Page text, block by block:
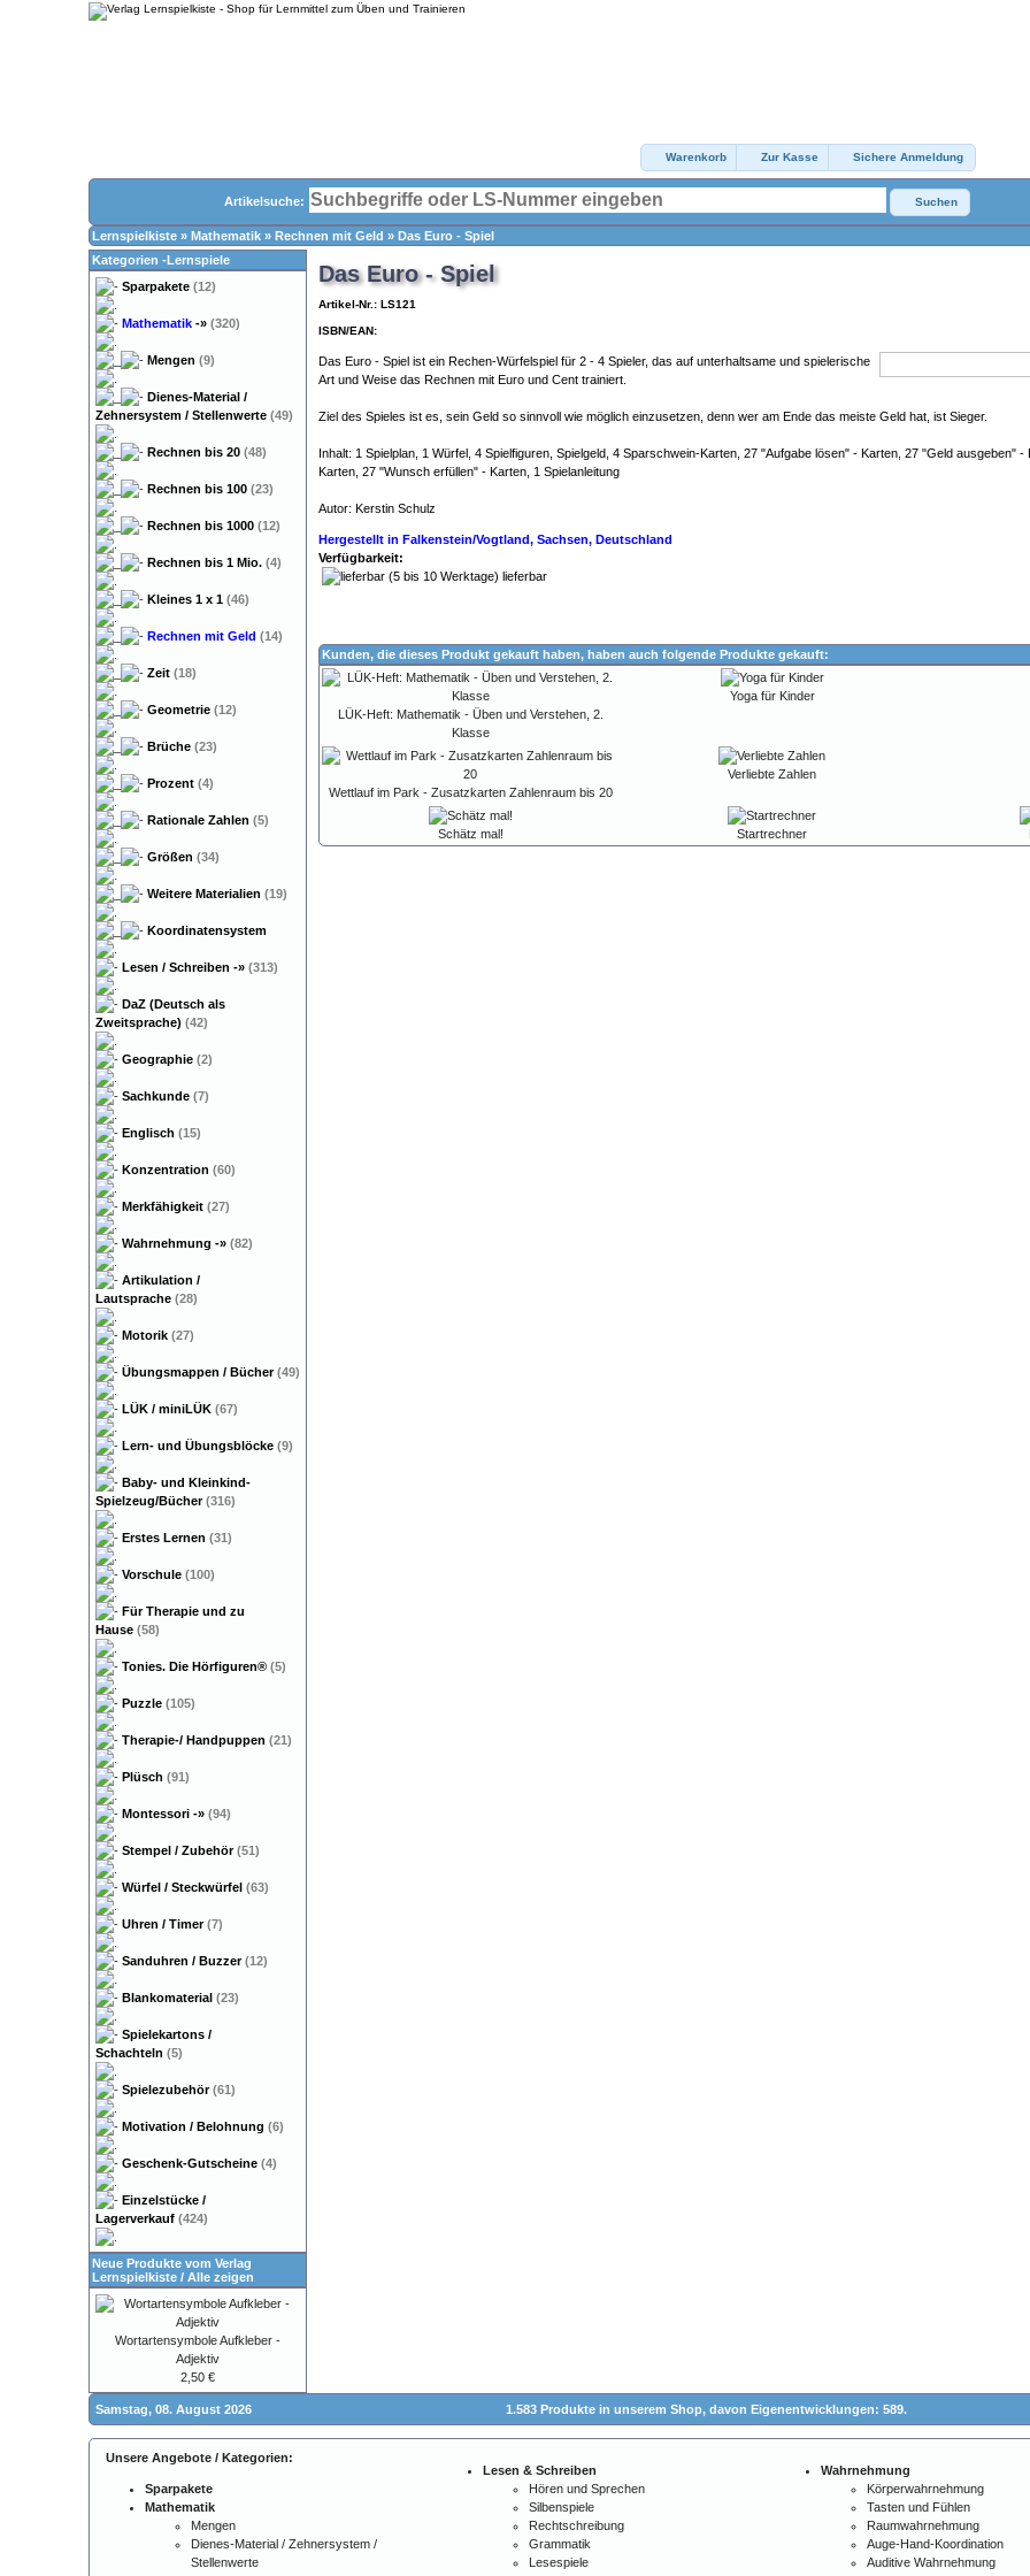
Warenkorb Zur Kasse Sichere Anmeldung
Artikelsuche: Suchen
Lernspielkiste » Mathematik » Rechnen mit Geld » Das Euro - Spiel
Das Euro - Spiel
Artikel-Nr.: LS121
ISBN/EAN:
Das Euro - Spiel ist ein Rechen-Würfelspiel für 2 - 4 Spieler, das auf unterhaltsame und spielerische
Art und Weise das Rechnen mit Euro und Cent trainiert.
Ziel des Spieles ist es, sein Geld so sinnvoll wie möglich einzusetzen, denn wer am Ende das meiste Geld hat, ist Sieger.
Inhalt: 1 Spielplan, 1 Würfel, 4 Spielfiguren, Spielgeld, 4 Sparschwein-Karten, 27 "Aufgabe lösen" - Karten, 27 "Geld ausgeben"
Karten, 27 "Wunsch erfüllen" - Karten, 1 Spielanleitung
Autor: Kerstin Schulz
Hergestellt in Falkenstein/Vogtland, Sachsen, Deutschland
Verfügbarkeit:
lieferbar
Kunden, die dieses Produkt gekauft haben, haben auch folgende Produkte gekauft:
LÜK-Heft: Mathematik - Üben und Verstehen, 2.
Klasse
Yoga für Kinder
Wettlauf im Park - Zusatzkarten Zahlenraum bis 20
Verliebte Zahlen
Schätz mal! Startrechner
Kategorien -Lernspiele
Sparpakete (12)
Mathematik -» (320)
Mengen (9)
Dienes-Material /
Zehnersystem / Stellenwerte (49)
Rechnen bis 20 (48)
Rechnen bis 100 (23)
Rechnen bis 1000 (12)
Rechnen bis 1 Mio. (4)
Kleines 1 x 1 (46)
Rechnen mit Geld (14)
Zeit (18)
Geometrie (12)
Brüche (23)
Prozent (4)
Rationale Zahlen (5)
Größen (34)
Weitere Materialien (19)
Koordinatensystem
Lesen / Schreiben -» (313)
DaZ (Deutsch als
Zweitsprache) (42)
Geographie (2)
Sachkunde (7)
Englisch (15)
Konzentration (60)
Merkfähigkeit (27)
Wahrnehmung -» (82)
Artikulation /
Lautsprache (28)
Motorik (27)
Übungsmappen / Bücher(49)
LÜK / miniLÜK (67)
Lern- und Übungsblöcke (9)
Baby- und Kleinkind-
Spielzeug/Bücher(316)
Erstes Lernen (31)
Vorschule (100)
Für Therapie und zu
Hause (58)
Tonies. Die Hörfiguren® (5)
Puzzle (105)
Therapie-/ Handpuppen (21)
Plüsch (91)
Montessori -» (94)
Stempel / Zubehör(51)
Würfel / Steckwürfel (63)
Uhren / Timer(7)
Sanduhren / Buzzer(12)
Blankomaterial (23)
Spielekartons /
Schachteln (5)
Spielezubehör(61)
Motivation / Belohnung (6)
Geschenk-Gutscheine (4)
Einzelstücke /
Lagerverkauf (424)
Neue Produkte vom Verlag
Lernspielkiste / Alle zeigen
Wortartensymbole Aufkleber -
Adjektiv
2,50 €
Samstag, 08. August 2026 1.583 Produkte in unserem Shop, davon Eigenentwicklungen: 589.
Unsere Angebote / Kategorien:
Sparpakete
Mathematik
Mengen
Dienes-Material / Zehnersystem /
Stellenwerte
Lesen & Schreiben
Hören und Sprechen
Silbenspiele
Rechtschreibung
Grammatik
Lesespiele
Wahrnehmung
Körperwahrnehmung
Tasten und Fühlen
Raumwahrnehmung
Auge-Hand-Koordination
Auditive Wahrnehmung